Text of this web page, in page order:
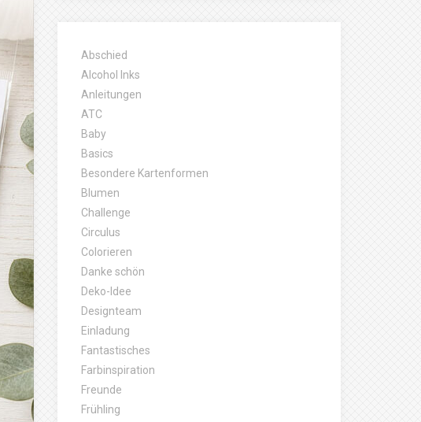
Abschied
Alcohol Inks
Anleitungen
ATC
Baby
Basics
Besondere Kartenformen
Blumen
Challenge
Circulus
Colorieren
Danke schön
Deko-Idee
Designteam
Einladung
Fantastisches
Farbinspiration
Freunde
Frühling